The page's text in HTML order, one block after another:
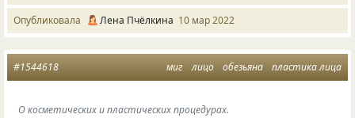
Опубликовала Лена Пчёлкина 10 мар 2022
миг лицо обезьяна пластика лица
#1544618
О косметических и пластических процедурах.